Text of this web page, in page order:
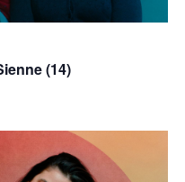
(14)